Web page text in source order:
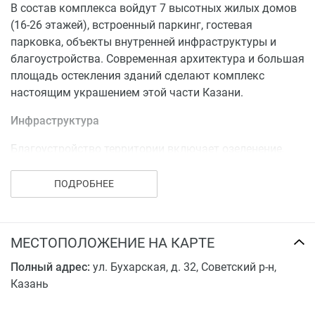
однушку, что немало, учитывая начальную стадию
реализации проекта (ведутся земельные работы по
устройству фундамента – по состоянию на ноябрь
2020 г.).
В пользу проекта говорят современная архитектура,
района.
В состав комплекса войдут 7 высотных жилых домов
(16-26 этажей), встроенный паркинг, гостевая
парковка, объекты внутренней инфраструктуры и
благоустройства. Современная архитектура и большая
площадь остекления зданий сделают комплекс
настоящим украшением этой части Казани.
Инфраструктура
Благоустройство территории включает озеленение,
зон отдыха. Все это разместится на огороженной
охраняемой территории двора. На первых этажах
торговли.
С внешней инфраструктурой также не возникнет
ПОДРОБНЕЕ
МЕСТОПОЛОЖЕНИЕ НА КАРТЕ
Полный адрес: ул. Бухарская, д. 32, Советский р-н,
Казань